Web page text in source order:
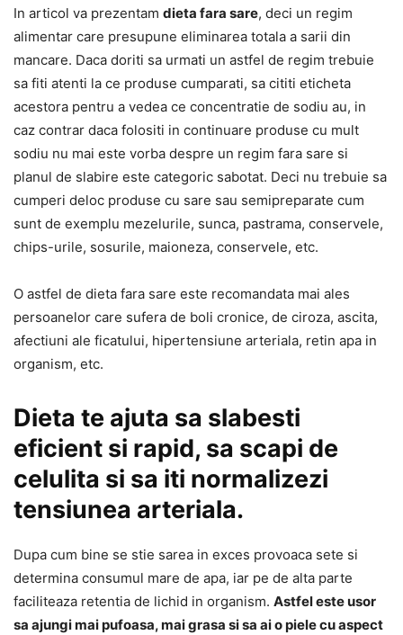
In articol va prezentam dieta fara sare, deci un regim
alimentar care presupune eliminarea totala a sarii din
mancare. Daca doriti sa urmati un astfel de regim trebuie
sa fiti atenti la ce produse cumparati, sa cititi eticheta
acestora pentru a vedea ce concentratie de sodiu au, in
caz contrar daca folositi in continuare produse cu mult
sodiu nu mai este vorba despre un regim fara sare si
planul de slabire este categoric sabotat. Deci nu trebuie sa
cumperi deloc produse cu sare sau semipreparate cum
sunt de exemplu mezelurile, sunca, pastrama, conservele,
chips-urile, sosurile, maioneza, conservele, etc.
O astfel de dieta fara sare este recomandata mai ales
persoanelor care sufera de boli cronice, de ciroza, ascita,
afectiuni ale ficatului, hipertensiune arteriala, retin apa in
organism, etc.
Dieta te ajuta sa slabesti
eficient si rapid, sa scapi de
celulita si sa iti normalizezi
tensiunea arteriala.
Dupa cum bine se stie sarea in exces provoaca sete si
determina consumul mare de apa, iar pe de alta parte
faciliteaza retentia de lichid in organism. Astfel este usor
sa ajungi mai pufoasa, mai grasa si sa ai o piele cu aspect